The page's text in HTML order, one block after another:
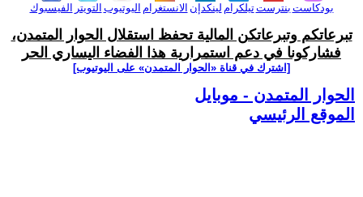
الفيسبوك التويتر اليوتيوب الانستغرام لينكدإن تيلكرامبنترست بودكاست
تبرعاتكم وتبرعاتكن المالية تحفظ استقلال الحوار المتمدن،
فشاركونا في دعم استمرارية هذا الفضاء اليساري الحر
[اشترك في قناة ‫«الحوار المتمدن» على اليوتيوب]
الحوار المتمدن - موبايل
الموقع الرئيسي